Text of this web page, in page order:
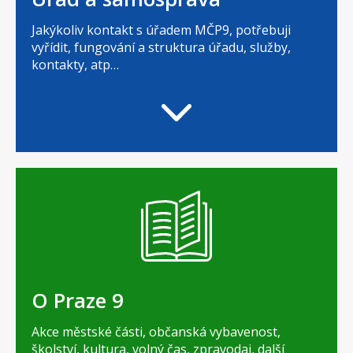
Jakýkoliv kontakt s úřadem MČP9, potřebuji
vyřídit, fungování a struktura úřadu, služby,
kontakty, atp…
O Praze 9
Akce městské části, občanská vybavenost,
školství, kultura, volný čas, zpravodaj, další